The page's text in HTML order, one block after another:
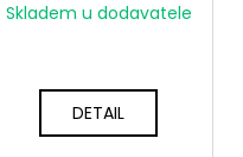
Skladem u dodavatele
DETAIL